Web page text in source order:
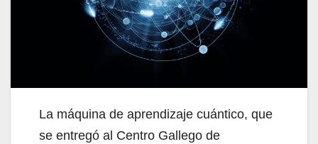
La máquina de aprendizaje cuántico, que
se entregó al Centro Gallego de